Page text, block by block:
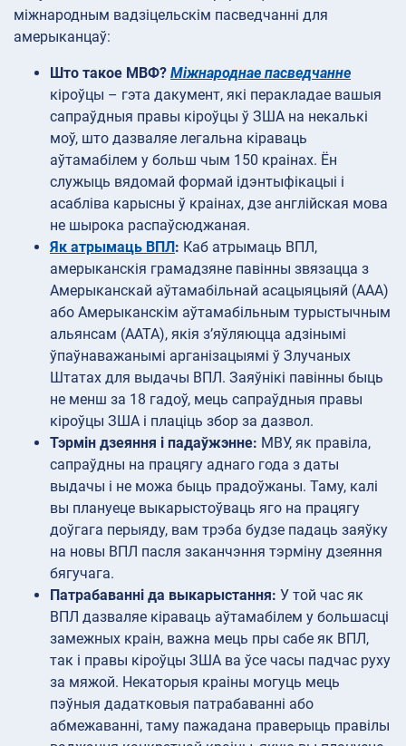
міжнародным вадзіцельскім пасведчанні для
амерыканцаў:
Што такое МВФ? Міжнароднае пасведчанне
кіроўцы – гэта дакумент, які перакладае вашыя
сапраўдныя правы кіроўцы ў ЗША на некалькі
моў, што дазваляе легальна кіраваць
аўтамабілем у больш чым 150 краінах. Ён
служыць вядомай формай ідэнтыфікацыі і
асабліва карысны ў краінах, дзе англійская мова
не шырока распаўсюджаная.
Як атрымаць ВПЛ: Каб атрымаць ВПЛ,
амерыканскія грамадзяне павінны звязацца з
Амерыканскай аўтамабільнай асацыяцыяй (AAA)
або Амерыканскім аўтамабільным турыстычным
альянсам (AATA), якія з’яўляюцца адзінымі
ўпаўнаважанымі арганізацыямі ў Злучаных
Штатах для выдачы ВПЛ. Заяўнікі павінны быць
не менш за 18 гадоў, мець сапраўдныя правы
кіроўцы ЗША і плаціць збор за дазвол.
Тэрмін дзеяння і падаўжэнне: МВУ, як правіла,
сапраўдны на працягу аднаго года з даты
выдачы і не можа быць прадоўжаны. Таму, калі
вы плануеце выкарыстоўваць яго на працягу
доўгага перыяду, вам трэба будзе падаць заяўку
на новы ВПЛ пасля заканчэння тэрміну дзеяння
бягучага.
Патрабаванні да выкарыстання: У той час як
ВПЛ дазваляе кіраваць аўтамабілем у большасці
замежных краін, важна мець пры сабе як ВПЛ,
так і правы кіроўцы ЗША ва ўсе часы падчас руху
за мяжой. Некаторыя краіны могуць мець
пэўныя дадатковыя патрабаванні або
абмежаванні, таму пажадана праверыць правілы